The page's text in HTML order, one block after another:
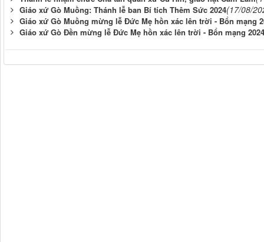
Giáo xứ Gò Muồng: Thánh lễ ban Bí tích Thêm Sức 2024(17/08/
Giáo xứ Gò Muồng mừng lễ Đức Mẹ hồn xác lên trời - Bổn mạng
Giáo xứ Gò Đền mừng lễ Đức Mẹ hồn xác lên trời - Bổn mạng 2024